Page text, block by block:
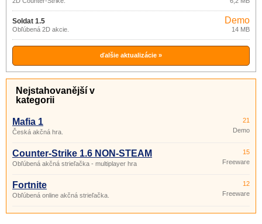
Soldat 1.5
Obľúbená 2D akcie.
Demo
14 MB
ďalšie aktualizácie »
Nejstahovanější v
kategorii
Mafia 1
Česká akčná hra.
21
Demo
Counter-Strike 1.6 NON-STEAM
Obľúbená akčná strieľačka - multiplayer hra
15
Freeware
Fortnite
Obľúbená online akčná strieľačka.
12
Freeware